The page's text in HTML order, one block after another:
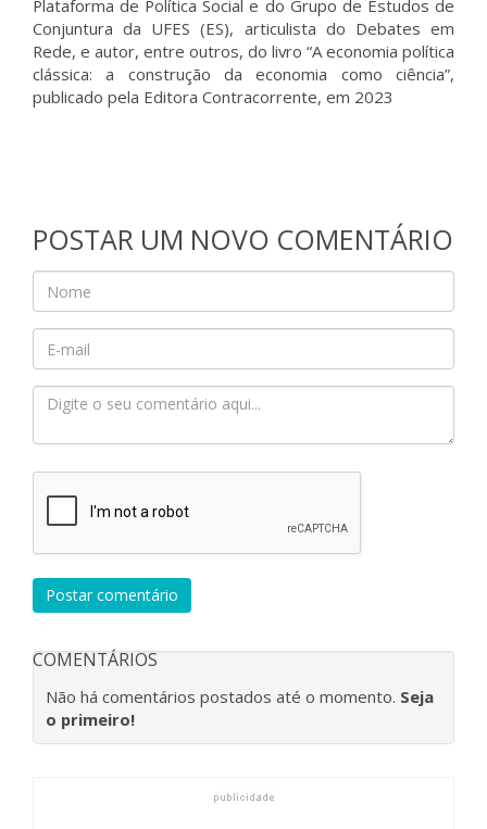
Plataforma de Política Social e do Grupo de Estudos de
Conjuntura da UFES (ES), articulista do Debates em
Rede, e autor, entre outros, do livro “A economia política
clássica: a construção da economia como ciência”,
publicado pela Editora Contracorrente, em 2023
POSTAR UM NOVO COMENTÁRIO
Postar comentário
COMENTÁRIOS
Não há comentários postados até o momento. Seja
o primeiro!